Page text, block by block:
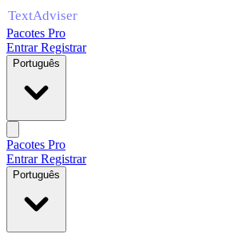
Pacotes Pro
EntrarRegistrar
Português
Pacotes Pro
EntrarRegistrar
Português